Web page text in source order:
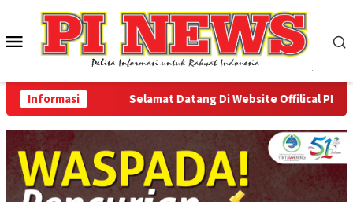
konten
Menu
Mobile
Informasi Selamat Datang Di Website Offilical PI-